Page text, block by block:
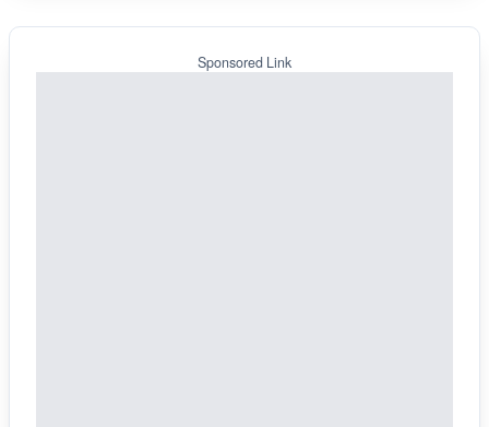
Sponsored Link